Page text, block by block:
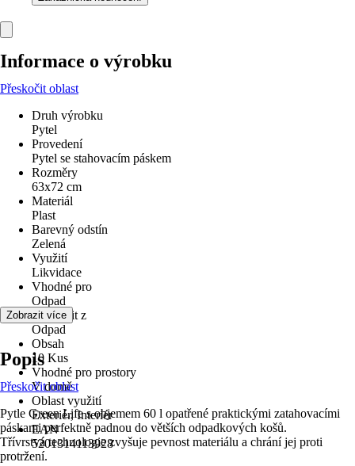
Informace o výrobku
Přeskočit oblast
Druh výrobku
Pytel
Provedení
Pytel se stahovacím páskem
Rozměry
63x72 cm
Materiál
Plast
Barevný odstín
Zelená
Využití
Likvidace
Vhodné pro
Odpad
Odstranit z
Odpad
Obsah
10 Kus
Vhodné pro prostory
V domě
Oblast využití
Exteriér, Interiér
EAN
5201314113928
Zobrazit více
Popis
Přeskočit oblast
Pytle Green Life s objemem 60 l opatřené praktickými zatahovacími
páskami perfektně padnou do větších odpadkových košů.
Třívrstvá technologie zvyšuje pevnost materiálu a chrání jej proti
protržení.